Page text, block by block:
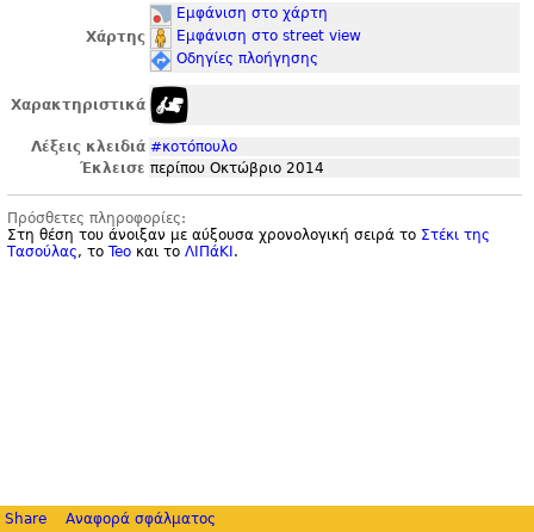
Χάρτης
Εμφάνιση στο χάρτη
Εμφάνιση στο street view
Οδηγίες πλοήγησης
Χαρακτηριστικά
Λέξεις κλειδιά #κοτόπουλο
Έκλεισε περίπου Οκτώβριο 2014
Πρόσθετες πληροφορίες:
Στη θέση του άνοιξαν με αύξουσα χρονολογική σειρά το Στέκι της
Τασούλας, το Teo και το ΛΙΠάΚΙ .
Share Αναφορά σφάλματος